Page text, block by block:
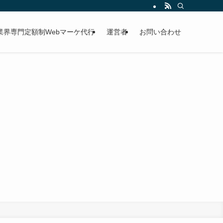
界専門定額制Webマーケ代行 運営者 お問い合わせ